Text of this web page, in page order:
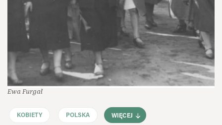
Ewa Furgał
KOBIETY POLSKA WIĘCEJ